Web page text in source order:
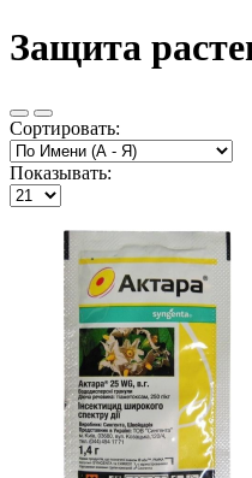
Защита
Сортировать:
Показывать: